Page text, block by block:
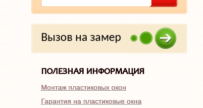
Вызов на замер
ПОЛЕЗНАЯ ИНФОРМАЦИЯ
Монтаж пластиковых окон
Гарантия на пластиковые окна